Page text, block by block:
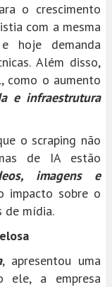
o crescimento
com a mesma
hoje demanda
Além disso,
como o aumento
e infraestrutura
o scraping não
de IA estão
imagens e
impacto sobre o
de mídia.
, apresentou uma
ele, a empresa